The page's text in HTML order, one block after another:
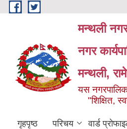
Skip to main content
मन्थली
नगर
मन्थली,
यस
"शिक्षित,
गृहपृष्ठ परिचय वार्ड